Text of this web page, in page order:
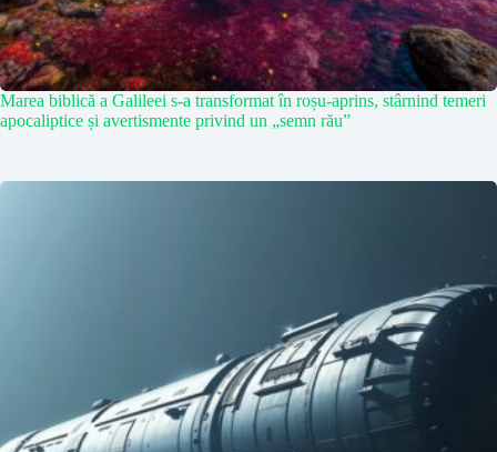
Marea biblică a Galileei s-a transformat în roșu-aprins, stârnind temeri
apocaliptice și avertismente privind un „semn rău”